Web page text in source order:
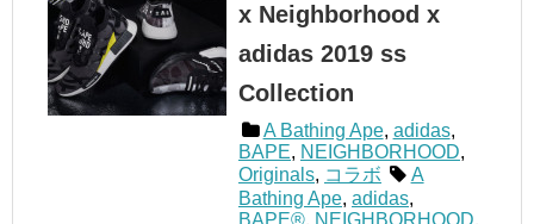
x Neighborhood x
adidas 2019 ss
Collection
A Bathing Ape, adidas,
BAPE, NEIGHBORHOOD,
Originals, コラボ
A
Bathing Ape, adidas,